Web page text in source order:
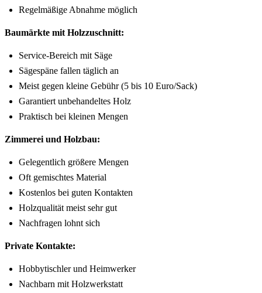
Regelmäßige Abnahme möglich
Baumärkte mit Holzzuschnitt:
Service-Bereich mit Säge
Sägespäne fallen täglich an
Meist gegen kleine Gebühr (5 bis 10 Euro/Sack)
Garantiert unbehandeltes Holz
Praktisch bei kleinen Mengen
Zimmerei und Holzbau:
Gelegentlich größere Mengen
Oft gemischtes Material
Kostenlos bei guten Kontakten
Holzqualität meist sehr gut
Nachfragen lohnt sich
Private Kontakte:
Hobbytischler und Heimwerker
Nachbarn mit Holzwerkstatt